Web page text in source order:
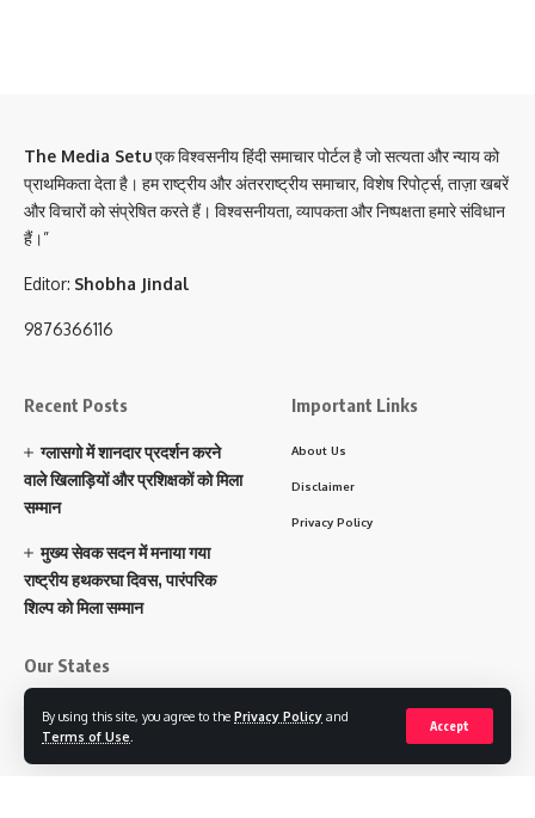
By using this site, you agree to the Privacy Policy and
Terms of Use
Accept
The Media Setuएक विश्वसनीय हिंदी समाचार पोर्टल है जो सत्यता और न्याय को
प्राथमिकता देता है। हम राष्ट्रीय और अंतरराष्ट्रीय समाचार, विशेष रिपोर्ट्स, ताज़ा खबरें
और विचारों को संप्रेषित करते हैं। विश्वसनीयता, व्यापकता और निष्पक्षता हमारे संविधान
हैं।”
Editor: Shobha Jindal
9876366116
Recent Posts
ग्लासगो में शानदार प्रदर्शन करने
वाले खिलाड़ियों और प्रशिक्षकों को मिला
सम्मान
मुख्य सेवक सदन में मनाया गया
राष्ट्रीय हथकरघा दिवस, पारंपरिक
शिल्प को मिला सम्मान
Important Links
About Us
Disclaimer
Privacy Policy
Our States
पंजाब
हरियाणा